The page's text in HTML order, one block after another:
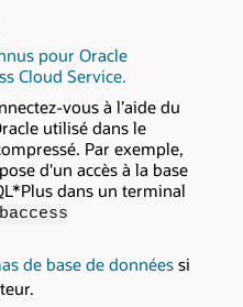
pour Oracle
Cloud Service.
vous à l’aide du
utilisé dans le
Par exemple,
d'un accès à la base
dans un terminal
de base de données si